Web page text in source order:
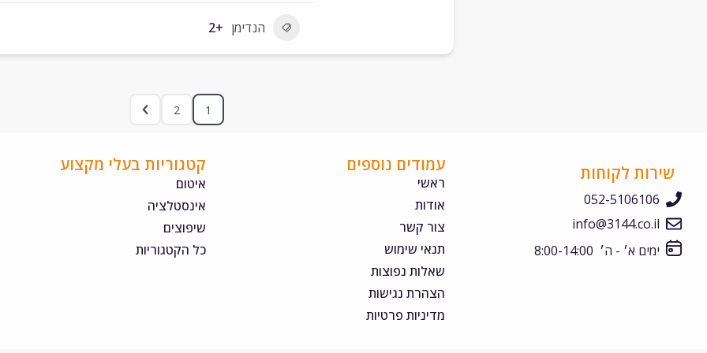
הנדימן +2
1
2
שירות לקוחות
052-5106106
info@3144.co.il
ימים א׳ - ה׳ 8:00-14:00
עמודים נוספים
ראשי
אודות
צור קשר
תנאי שימוש
שאלות נפוצות
הצהרת נגישות
מדיניות פרטיות
קטגוריות בעלי מקצוע
איטום
אינסטלציה
שיפוצים
כל הקטגוריות